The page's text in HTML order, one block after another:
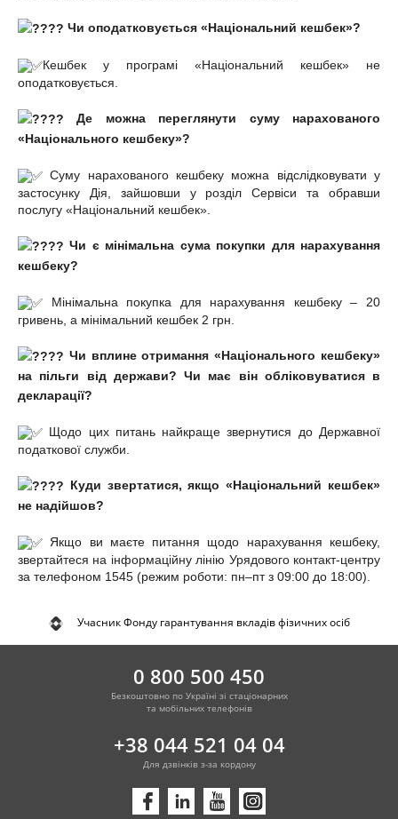
Чи оподатковується «Національний кешбек»?
Кешбек у програмі «Національний кешбек» не
оподатковується.
Де можна переглянути суму нарахованого
«Національного кешбеку»?
Суму нарахованого кешбеку можна відслідковувати у
застосунку Дія, зайшовши у розділ Сервіси та обравши
послугу «Національний кешбек».
Чи є мінімальна сума покупки для нарахування
кешбеку?
Мінімальна покупка для нарахування кешбеку – 20
гривень, а мінімальний кешбек 2 грн.
Чи вплине отримання «Національного кешбеку»
на пільги від держави? Чи має він обліковуватися в
декларації?
Щодо цих питань найкраще звернутися до Державної
податкової служби.
Куди звертатися, якщо «Національний кешбек»
не надійшов?
Якщо ви маєте питання щодо нарахування кешбеку,
звертайтеся на інформаційну лінію Урядового контакт-центру
за телефоном 1545 (режим роботи: пн–пт з 09:00 до 18:00).
Учасник Фонду гарантування вкладів фізичних осіб
0 800 500 450
Безкоштовно по Україні зі стаціонарних
та мобільних телефонів
+38 044 521 04 04
Для дзвінків з-за кордону